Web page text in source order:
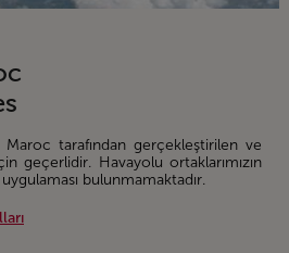
tarafından gerçekleştirilen ve
geçerlidir. Havayolu ortaklarımızın
bulunmamaktadır.